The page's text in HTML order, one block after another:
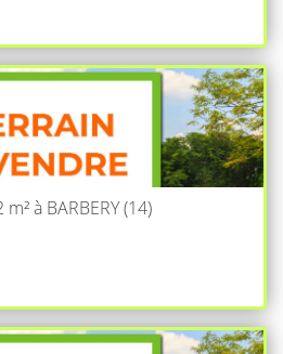
à BARBERY (14)